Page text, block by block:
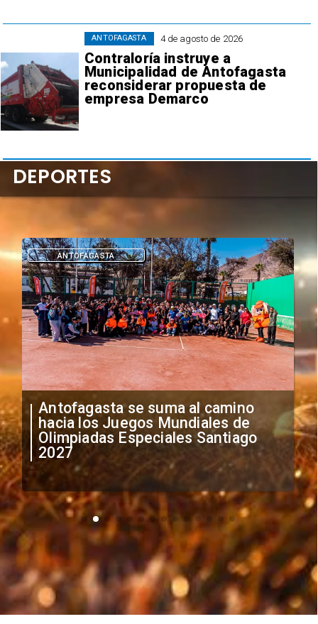
4 de agosto de 2026
Contraloría instruye a
Municipalidad de Antofagasta
reconsiderar propuesta de
empresa Demarco
ANTOFAGASTA
"Falta de profesionalismo": Sifup
anuncia medidas por situación
irregular de futbolistas
extranjeros
DEPORTES
DEPORTES